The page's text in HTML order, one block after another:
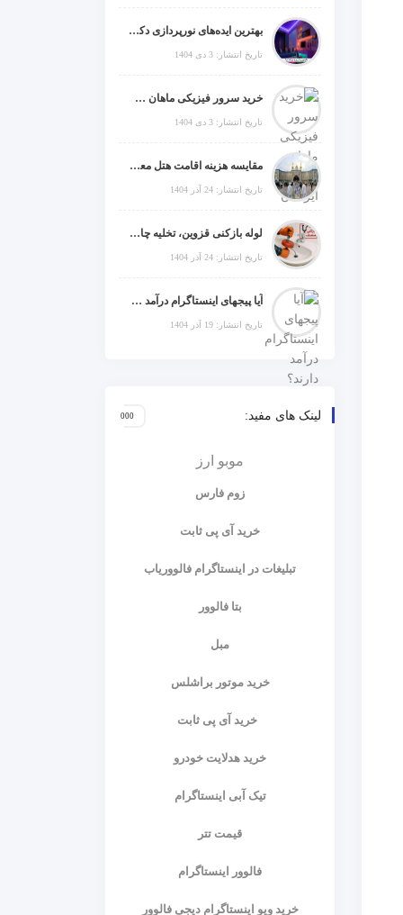
بهترین ایده‌های نورپردازی دکوراتیو با ال ای دی برای منزل، فروشگاه و دفتر کار
تاریخ انتشار: 3 دی 1404
خرید سرور فیزیکی ماهان شبکه ایرانیان
تاریخ انتشار: 3 دی 1404
مقایسه هزینه اقامت هتل معمولی، میان‌رده یا 5 ستاره در سفر زیارتی عراق
تاریخ انتشار: 24 آذر 1404
لوله بازکنی قزوین، تخلیه چاه و خدمات تخصصی لوله‌کشی و تشخیص ترکیدگی
تاریخ انتشار: 24 آذر 1404
آیا پیجهای اینستاگرام درآمد دارند؟ راز موفقیت با استراتژی هوشمندانه
تاریخ انتشار: 19 آذر 1404
لینک های مفید:
موبو ارز
زوم فارس
خرید آی پی ثابت
تبلیغات در اینستاگرام فالووریاب
بتا فالوور
مبل
خرید موتور براشلس
خرید آی پی ثابت
خرید هدلایت خودرو
تیک آبی اینستاگرام
قیمت تتر
فالوور اینستاگرام
خرید ویو اینستاگرام دیجی فالوور